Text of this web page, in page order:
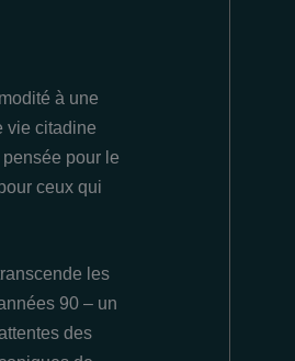
à une
vie citadine
pour le
ceux qui
les
90 – un
des